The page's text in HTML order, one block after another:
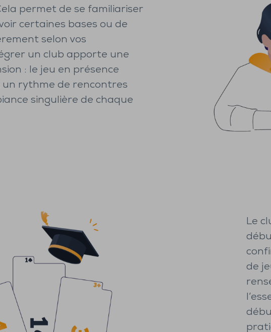
permet de se familiariser
certaines bases ou de
selon vos
un club apporte une
: le jeu en présence
un rythme de rencontres
singulière de chaque
Le
de